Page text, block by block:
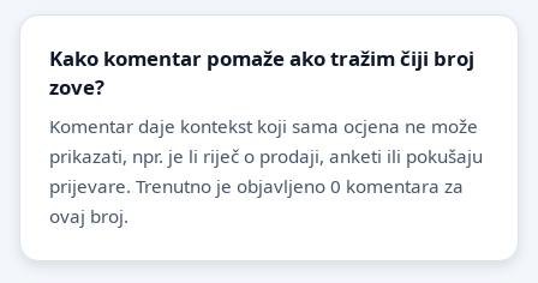
Kako komentar pomaže ako tražim čiji broj
zove?
Komentar daje kontekst koji sama ocjena ne može
prikazati, npr. je li riječ o prodaji, anketi ili pokušaju
prijevare. Trenutno je objavljeno 0 komentara za
ovaj broj.